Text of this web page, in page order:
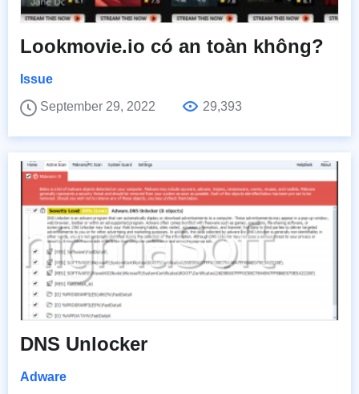
Lookmovie.io có an toàn không?
Issue
September 29, 2022
29,393
DNS Unlocker
Adware